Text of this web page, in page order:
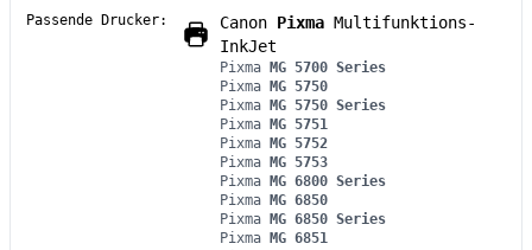
Passende Drucker:
Canon Pixma Multifunktions-
InkJet
Pixma MG 5700 Series
Pixma MG 5750
Pixma MG 5750 Series
Pixma MG 5751
Pixma MG 5752
Pixma MG 5753
Pixma MG 6800 Series
Pixma MG 6850
Pixma MG 6850 Series
Pixma MG 6851